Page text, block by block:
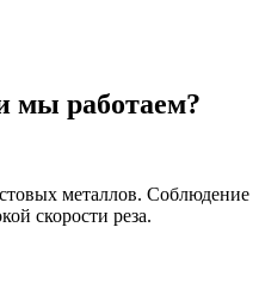
мы работаем?
металлов. Соблюдение
скорости реза.